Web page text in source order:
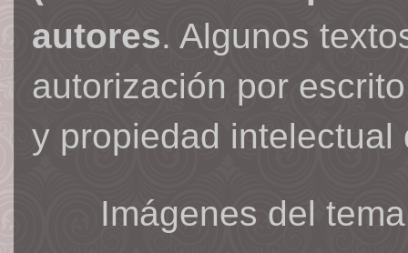
autores. Algunos
autorización por
y propiedad intelectual
Imágenes del